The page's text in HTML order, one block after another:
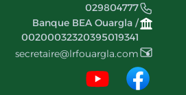
029804777
Banque BEA Ouargla /
00200032320395019341
secretaire@lrfouargla.com